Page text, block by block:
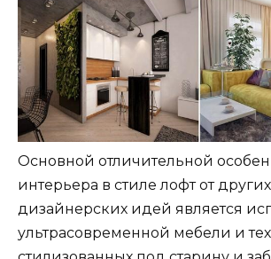
Основной отличительной
интерьера в стиле лофт от других
дизайнерских идей является
ультрасовременной мебели и